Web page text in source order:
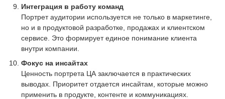
Интеграция в работу команд
Портрет аудитории используется не только в маркетинге,
но и в продуктовой разработке, продажах и клиентском
сервисе. Это формирует единое понимание клиента
внутри компании.
Фокус на инсайтах
Ценность портрета ЦА заключается в практических
выводах. Приоритет отдается инсайтам, которые можно
применить в продукте, контенте и коммуникациях.